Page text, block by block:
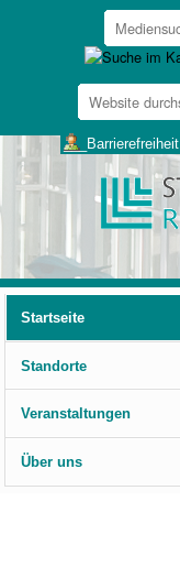
Website
durchsuchen
___Barrierefreiheit
Startseite
Standorte
Veranstaltungen
Über uns